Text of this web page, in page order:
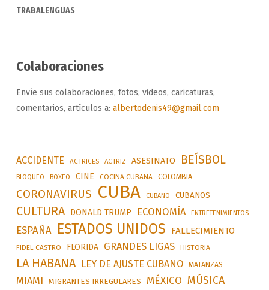
TRABALENGUAS
Colaboraciones
Envíe sus colaboraciones, fotos, videos, caricaturas,
comentarios, artículos a: albertodenis49@gmail.com
ACCIDENTE ACTRICES ACTRIZ ASESINATO BEÍSBOL
BLOQUEO BOXEO CINE COCINA CUBANA COLOMBIA
CORONAVIRUS CUBA CUBANO CUBANOS
CULTURA DONALD TRUMP ECONOMÍA ENTRETENIMIENTOS
ESPAÑA ESTADOS UNIDOS FALLECIMIENTO
FIDEL CASTRO FLORIDA GRANDES LIGAS HISTORIA
LA HABANA LEY DE AJUSTE CUBANO MATANZAS
MIAMI MIGRANTES IRREGULARES MÉXICO MÚSICA